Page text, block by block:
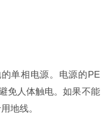
的单相电源。电源的PE
免人体触电。如果不能
地线。